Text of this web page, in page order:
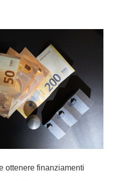
ottenere finanziamenti